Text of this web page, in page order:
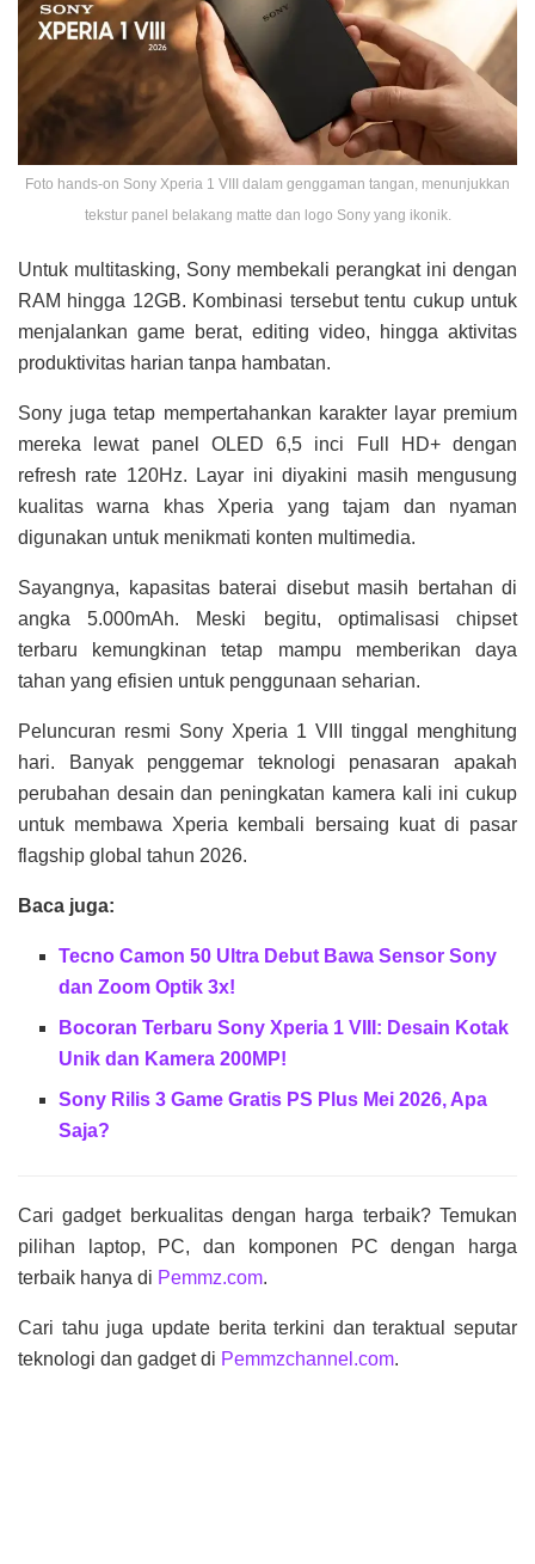
Foto hands-on Sony Xperia 1 VIII dalam genggaman tangan, menunjukkan
tekstur panel belakang matte dan logo Sony yang ikonik.
Untuk multitasking, Sony membekali perangkat ini dengan
RAM hingga 12GB. Kombinasi tersebut tentu cukup untuk
menjalankan game berat, editing video, hingga aktivitas
produktivitas harian tanpa hambatan.
Sony juga tetap mempertahankan karakter layar premium
mereka lewat panel OLED 6,5 inci Full HD+ dengan
refresh rate 120Hz. Layar ini diyakini masih mengusung
kualitas warna khas Xperia yang tajam dan nyaman
digunakan untuk menikmati konten multimedia.
Sayangnya, kapasitas baterai disebut masih bertahan di
angka 5.000mAh. Meski begitu, optimalisasi chipset
terbaru kemungkinan tetap mampu memberikan daya
tahan yang efisien untuk penggunaan seharian.
Peluncuran resmi Sony Xperia 1 VIII tinggal menghitung
hari. Banyak penggemar teknologi penasaran apakah
perubahan desain dan peningkatan kamera kali ini cukup
untuk membawa Xperia kembali bersaing kuat di pasar
flagship global tahun 2026.
Baca juga:
Tecno Camon 50 Ultra Debut Bawa Sensor Sony
dan Zoom Optik 3x!
Bocoran Terbaru Sony Xperia 1 VIII: Desain Kotak
Unik dan Kamera 200MP!
Sony Rilis 3 Game Gratis PS Plus Mei 2026, Apa
Saja?
Cari gadget berkualitas dengan harga terbaik? Temukan
pilihan laptop, PC, dan komponen PC dengan harga
terbaik hanya di Pemmz.com.
Cari tahu juga update berita terkini dan teraktual seputar
teknologi dan gadget di Pemmzchannel.com.